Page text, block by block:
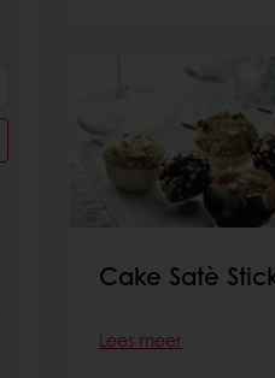
Cake Satè
Lees meer